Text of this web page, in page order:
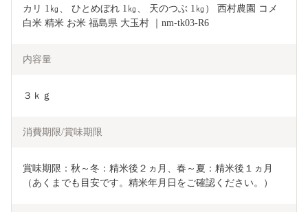
カリ 1㎏、 ひとめぼれ 1㎏、 天のつぶ 1㎏） 西村農園 コメ
白米 精米 お米 福島県 大玉村 ｜nm-tk03-R6
内容量
３ｋｇ
消費期限/賞味期限
賞味期限：秋～冬：精米後２ヵ月、春～夏：精米後１ヵ月
（あくまでも目安です。精米年月日をご確認ください。）